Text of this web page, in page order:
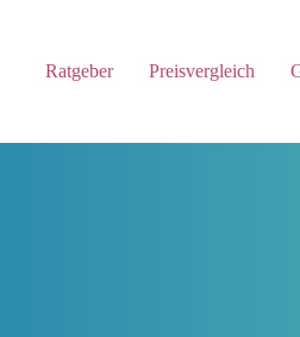
Ratgeber
Preisvergleich